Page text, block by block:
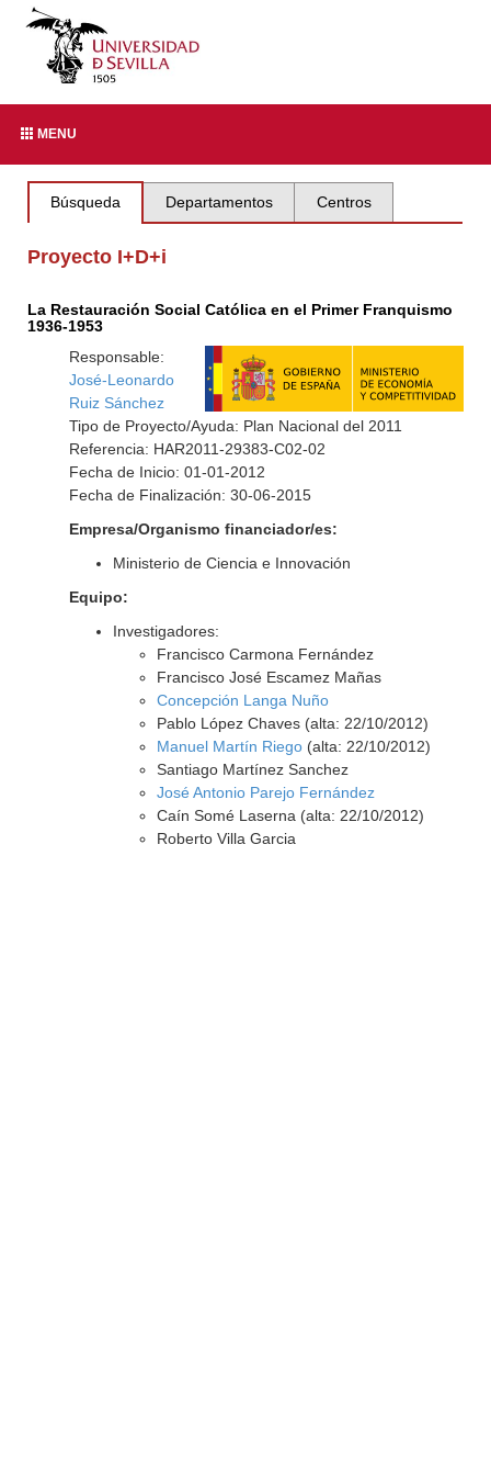
MENU
Búsqueda Departamentos Centros
Proyecto I+D+i
La Restauración Social Católica en el Primer Franquismo
1936-1953
Responsable:
José-Leonardo
Ruiz Sánchez
Tipo de Proyecto/Ayuda: Plan Nacional del 2011
Referencia: HAR2011-29383-C02-02
Fecha de Inicio: 01-01-2012
Fecha de Finalización: 30-06-2015
Empresa/Organismo financiador/es:
Ministerio de Ciencia e Innovación
Equipo:
Investigadores:
Francisco Carmona Fernández
Francisco José Escamez Mañas
Concepción Langa Nuño
Pablo López Chaves (alta: 22/10/2012)
Manuel Martín Riego(alta: 22/10/2012)
Santiago Martínez Sanchez
José Antonio Parejo Fernández
Caín Somé Laserna (alta: 22/10/2012)
Roberto Villa Garcia